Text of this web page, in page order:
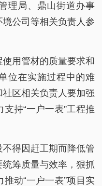
理局、鼎山街道办事
公司等相关负责人参
用管材的质量要求和
位在实施过程中的难
区相关负责人要加强
持“一户一表”工程推
得因赶工期而降低管
筹质量与效率，狠抓
动“一户一表”项目实